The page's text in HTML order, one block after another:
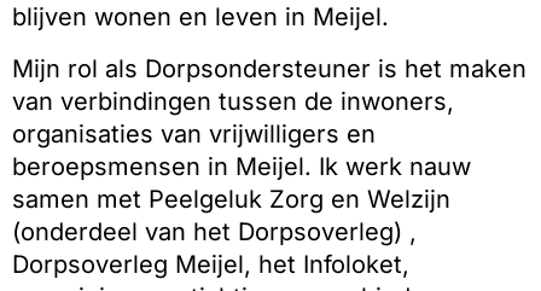
blijven wonen en leven in Meijel.
Mijn rol als Dorpsondersteuner is het maken
van verbindingen tussen de inwoners,
organisaties van vrijwilligers en
beroepsmensen in Meijel. Ik werk nauw
samen met Peelgeluk Zorg en Welzijn
(onderdeel van het Dorpsoverleg) ,
Dorpsoverleg Meijel, het Infoloket,